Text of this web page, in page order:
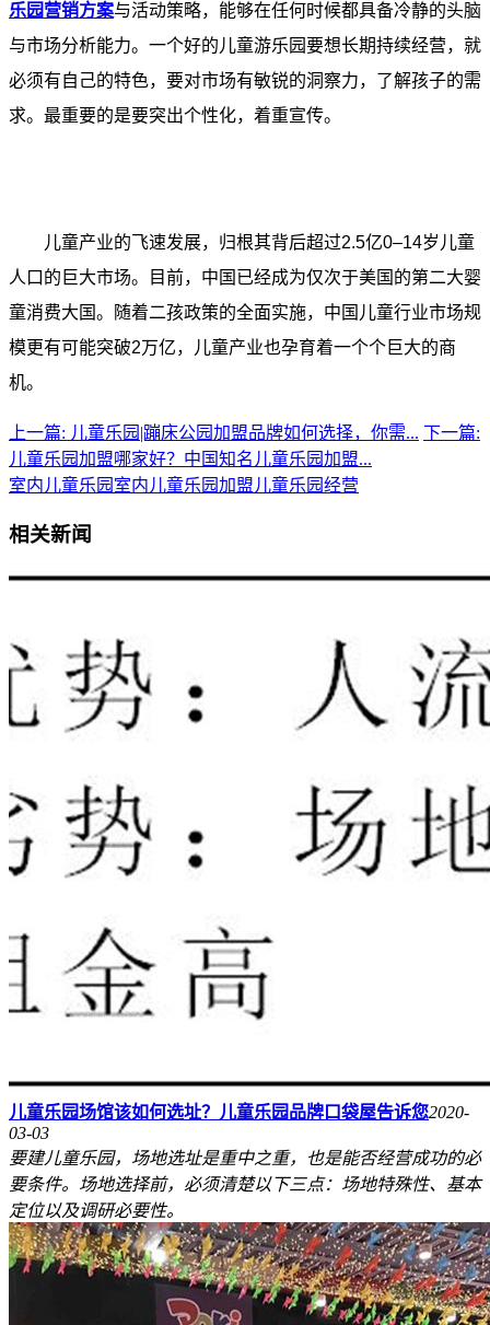
乐园营销方案与活动策略，能够在任何时候都具备冷静的头脑
与市场分析能力。一个好的儿童游乐园要想长期持续经营，就
必须有自己的特色，要对市场有敏锐的洞察力，了解孩子的需
求。最重要的是要突出个性化，着重宣传。
儿童产业的飞速发展，归根其背后超过2.5亿0–14岁儿童
人口的巨大市场。目前，中国已经成为仅次于美国的第二大婴
童消费大国。随着二孩政策的全面实施，中国儿童行业市场规
模更有可能突破2万亿，儿童产业也孕育着一个个巨大的商
机。
上一篇: 儿童乐园|蹦床公园加盟品牌如何选择，你需... 下一篇:
儿童乐园加盟哪家好？中国知名儿童乐园加盟...
室内儿童乐园 室内儿童乐园加盟儿童乐园经营
相关新闻
儿童乐园场馆该如何选址？儿童乐园品牌口袋屋告诉您2020-
03-03
要建儿童乐园，场地选址是重中之重，也是能否经营成功的必
要条件。场地选择前，必须清楚以下三点：场地特殊性、基本
定位以及调研必要性。